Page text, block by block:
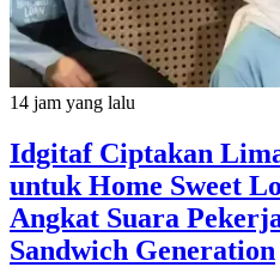
14 jam yang lalu
Idgitaf Ciptakan
untuk Home Sweet
Angkat Suara
Sandwich Generation